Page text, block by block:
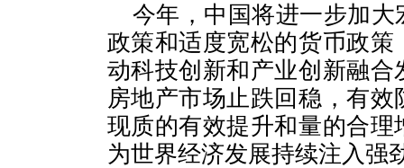
今年，中国将进一步加
政策和适度宽松的货币政
动科技创新和产业创新融
房地产市场止跌回稳，有
现质的有效提升和量的合
为世界经济发展持续注入强